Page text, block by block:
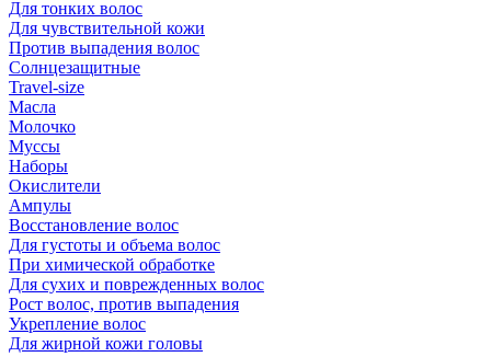
Для тонких волос
Для чувствительной кожи
Против выпадения волос
Солнцезащитные
Travel-size
Масла
Молочко
Муссы
Наборы
Окислители
Ампулы
Восстановление волос
Для густоты и объема волос
При химической обработке
Для сухих и поврежденных волос
Рост волос, против выпадения
Укрепление волос
Для жирной кожи головы